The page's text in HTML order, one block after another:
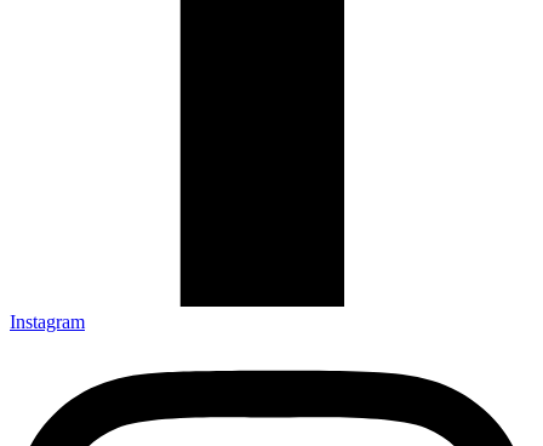
Instagram